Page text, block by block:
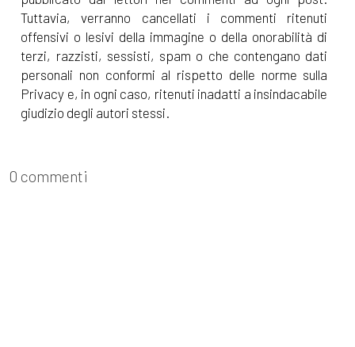
Tuttavia, verranno cancellati i commenti ritenuti
offensivi o lesivi della immagine o della onorabilità di
terzi, razzisti, sessisti, spam o che contengano dati
personali non conformi al rispetto delle norme sulla
Privacy e, in ogni caso, ritenuti inadatti a insindacabile
giudizio degli autori stessi.
0 commenti